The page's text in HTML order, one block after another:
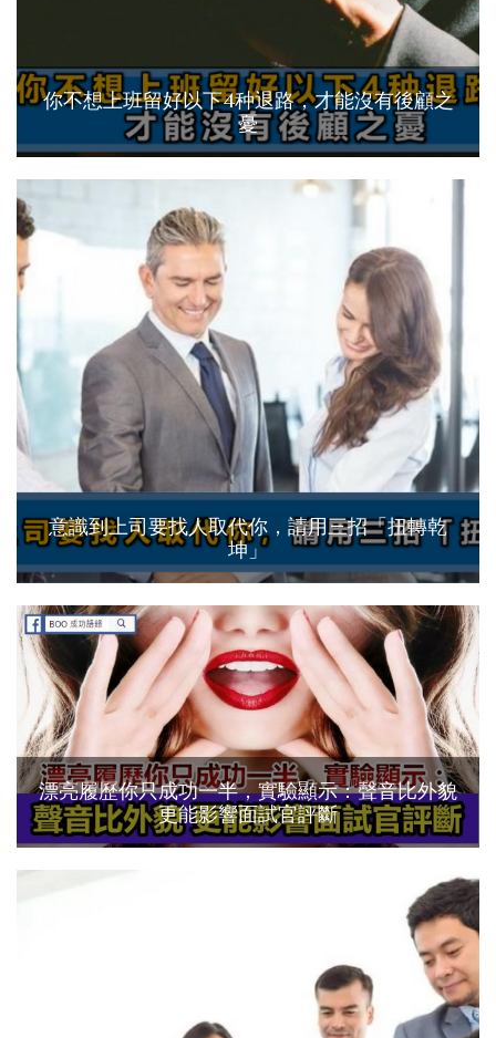
你不想上班留好以下4种退路，才能沒有後顧之
憂
意識到上司要找人取代你，請用三招「扭轉乾
坤」
漂亮履歷你只成功一半，實驗顯示：聲音比外貌
更能影響面試官評斷